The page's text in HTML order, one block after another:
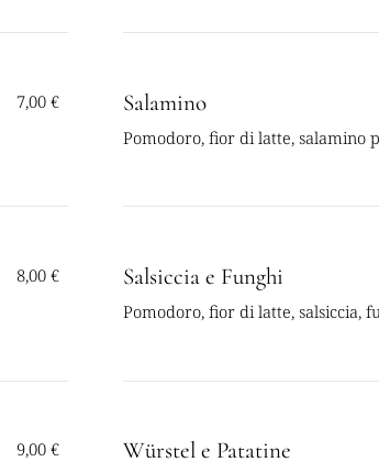
7,00 € Salamino
Pomodoro, fior di latte, salamino
8,00 € Salsiccia e Funghi
Pomodoro, fior di latte, salsiccia,
9,00 € Würstel e Patatine